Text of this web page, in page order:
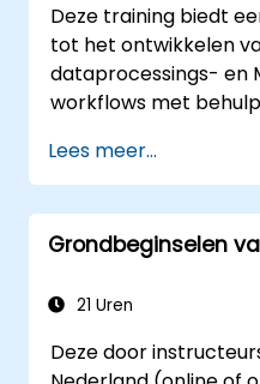
Deze training biedt
tot het ontwikkelen
dataprocessings- en
workflows met
functioneert binnen
omgevingen en hoe
efficiënt verwerken
principes van
Lees meer...
Grondbeginselen
21 Uren
Deze door